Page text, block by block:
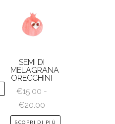
SEMI DI
MELAGRANA
ORECCHINI
€15.00 -
€20.00Fascia
di
Questo
SCOPRI DI PIÙ